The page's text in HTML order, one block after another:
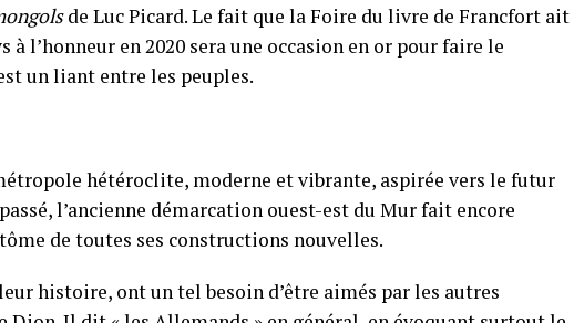
de Luc Picard. Le fait que la Foire du livre de Francfort ait
à l’honneur en 2020 sera une occasion en or pour faire le
un liant entre les peuples.
hétéroclite, moderne et vibrante, aspirée vers le futur
l’ancienne démarcation ouest-est du Mur fait encore
de toutes ses constructions nouvelles.
histoire, ont un tel besoin d’être aimés par les autres